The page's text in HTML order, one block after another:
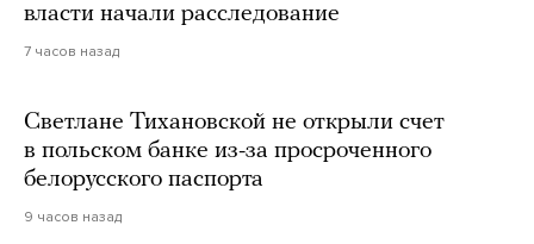
власти начали расследование
7 часов назад
Светлане Тихановской не открыли счет
в польском банке из-за просроченного
белорусского паспорта
9 часов назад